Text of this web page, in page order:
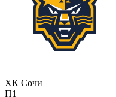
ХК Сочи
П1